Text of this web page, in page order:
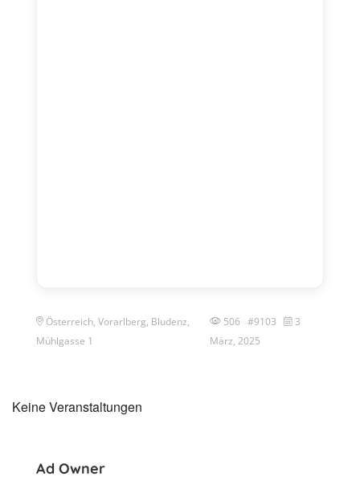
Österreich, Vorarlberg, Bludenz,
Mühlgasse 1
506 #9103
3
März, 2025
Keine Veranstaltungen
Ad Owner